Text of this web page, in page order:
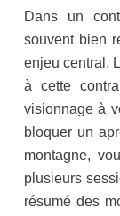
Dans un
souvent bien
enjeu central.
à cette
visionnage à
bloquer un
montagne,
plusieurs
résumé des